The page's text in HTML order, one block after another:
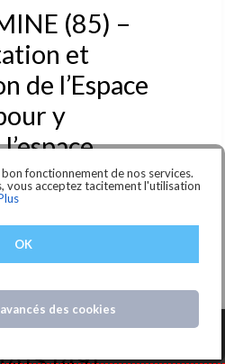
fonctionnement de nos services.
vous acceptez tacitement l'utilisation
OK
des cookies
(85) –
et
de l’Espace
y
une crèche
e...